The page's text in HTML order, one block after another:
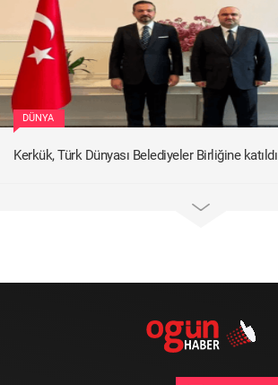
DÜNYA
Kerkük, Türk Dünyası Belediyeler Birliğine katıldı